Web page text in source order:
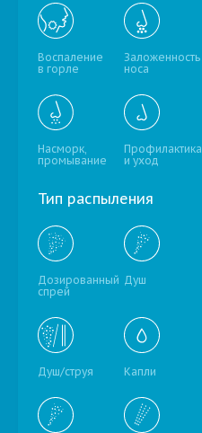
Воспаление
в горле
Заложенность
носа
Насморк,
промывание
Профилактика
и уход
Тип распыления
Дозированный
спрей
Душ
Душ/струя Капли